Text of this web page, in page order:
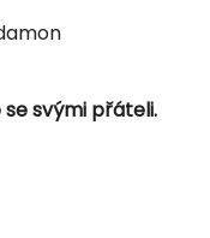
se svými přáteli.